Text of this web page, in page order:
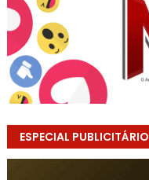
ESPECIAL PUBLICITÁRIO